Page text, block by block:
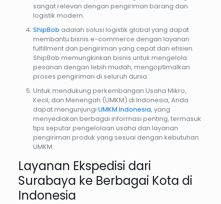
sangat relevan dengan pengiriman barang dan
logistik modern.
ShipBob adalah solusi logistik global yang dapat
membantu bisnis e-commerce dengan layanan
fulfillment dan pengiriman yang cepat dan efisien.
ShipBob memungkinkan bisnis untuk mengelola
pesanan dengan lebih mudah, mengoptimalkan
proses pengiriman di seluruh dunia.
Untuk mendukung perkembangan Usaha Mikro,
Kecil, dan Menengah (UMKM) di Indonesia, Anda
dapat mengunjungi UMKM Indonesia, yang
menyediakan berbagai informasi penting, termasuk
tips seputar pengelolaan usaha dan layanan
pengiriman produk yang sesuai dengan kebutuhan
UMKM.
Layanan Ekspedisi dari
Surabaya ke Berbagai Kota di
Indonesia